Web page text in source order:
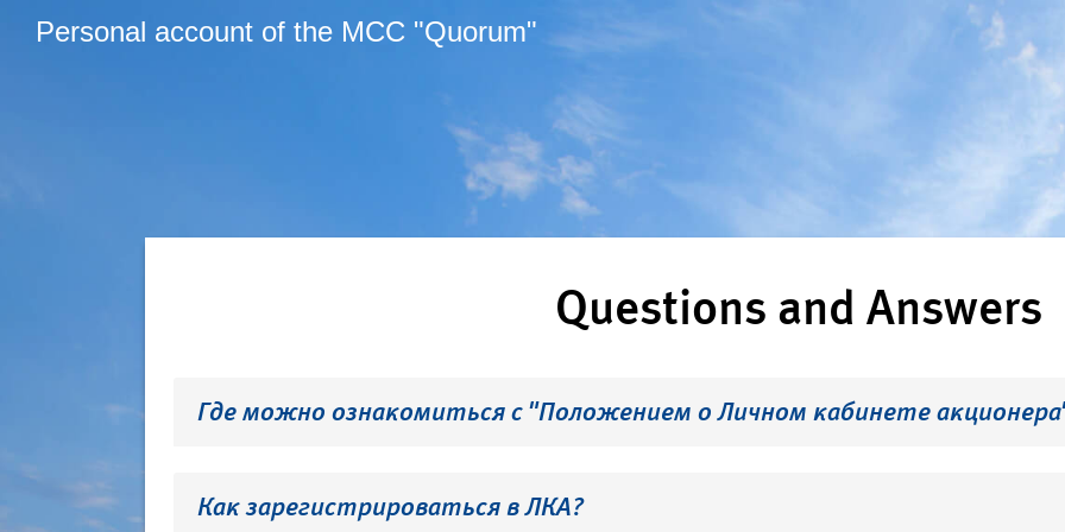
Personal account of the MCC "Quorum"
Questions and Answers
Где можно ознакомиться с "Положением о Личном кабинете
Как зарегистрироваться в ЛКА?